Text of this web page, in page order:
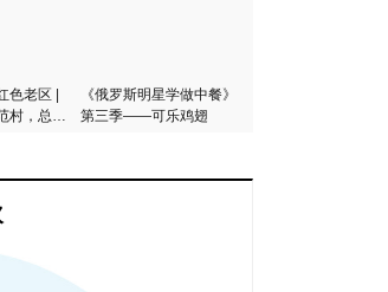
色老区 |
村，总书
《俄罗斯明星学做中餐》
第三季——可乐鸡翅